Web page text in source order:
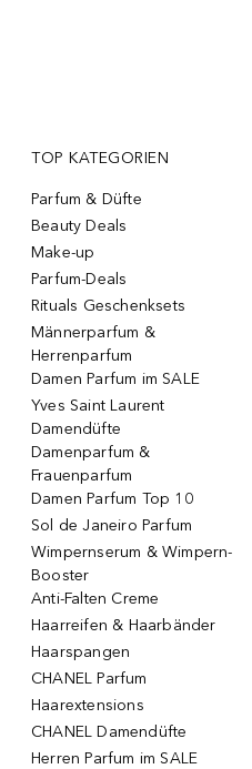
TOP KATEGORIEN
Parfum & Düfte
Beauty Deals
Make-up
Parfum-Deals
Rituals Geschenksets
Männerparfum &
Herrenparfum
Damen Parfum im SALE
Yves Saint Laurent
Damendüfte
Damenparfum &
Frauenparfum
Damen Parfum Top 10
Sol de Janeiro Parfum
Wimpernserum & Wimpern-
Booster
Anti-Falten Creme
Haarreifen & Haarbänder
Haarspangen
CHANEL Parfum
Haarextensions
CHANEL Damendüfte
Herren Parfum im SALE